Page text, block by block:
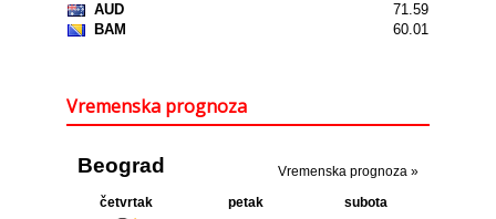
Vremenska prognoza